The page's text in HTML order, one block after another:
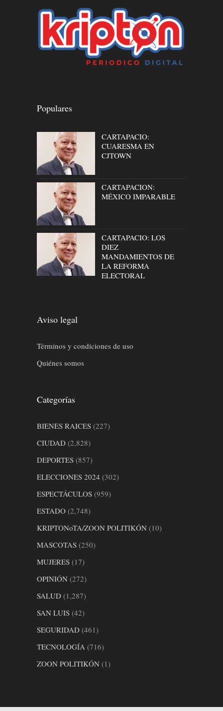
Populares
CARTAPACIO:
CUARESMA EN
CJTOWN
CARTAPACION:
MÉXICO IMPARABLE
CARTAPACIO: LOS
DIEZ
MANDAMIENTOS DE
LA REFORMA
ELECTORAL
Aviso legal
Términos y condiciones de uso
Quiénes somos
Categorías
BIENES RAICES (227)
CIUDAD (2,828)
DEPORTES (857)
ELECCIONES 2024 (302)
ESPECTÁCULOS (959)
ESTADO (2,748)
KRIPTONoTA/ZOON POLITIKÓN (10)
MASCOTAS (250)
MUJERES (17)
OPINIÓN (272)
SALUD (1,287)
SAN LUIS (42)
SEGURIDAD (461)
TECNOLOGÍA (716)
ZOON POLITIKÓN (1)